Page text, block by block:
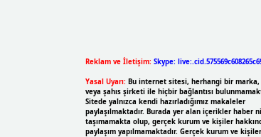
Reklam ve İletişim: Skype:
Yasal Uyarı: Bu internet sitesi, herhangi bir
veya şahıs şirketi ile hiçbir bağlantısı
Sitede yalnızca kendi hazırladığımız makaleler
paylaşılmaktadır. Burada yer alan içerikler haber
taşımamakta olup, gerçek kurum ve kişiler
paylaşım yapılmamaktadır. Gerçek kurum ve